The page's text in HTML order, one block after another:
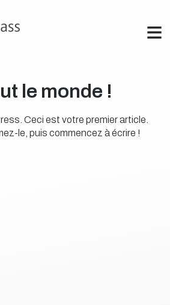
le monde !
Ceci est votre premier article.
le, puis commencez à écrire !